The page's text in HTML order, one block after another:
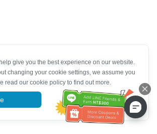
give you the best experience on our website.
changing your cookie settings, we assume you
read our cookie policy to find out more.
More information